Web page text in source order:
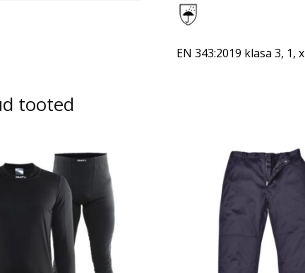
EN 343:2019 klasa 3, 1, x
tooted